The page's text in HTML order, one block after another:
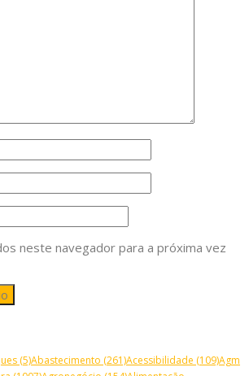
neste navegador para a próxima vez
(5)Abastecimento (261)Acessibilidade (109)Agm